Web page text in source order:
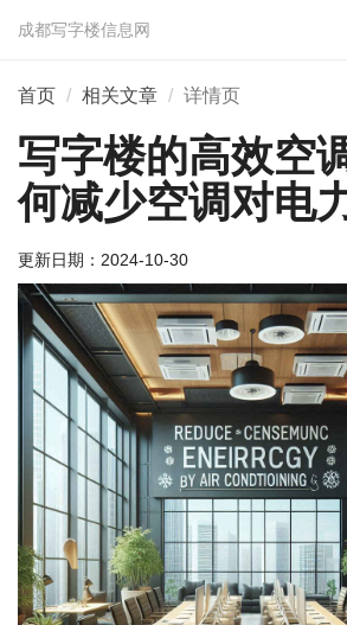
成都写字楼信息网
首页 相关文章 详情页
写字楼的高效空
何减少空调对电
更新日期： 2024-10-30